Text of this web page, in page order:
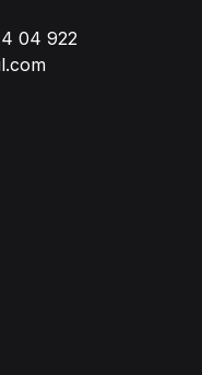
04 922